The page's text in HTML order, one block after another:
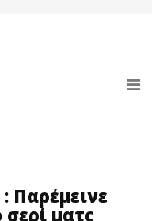
Παρέμεινε
σερί ματς